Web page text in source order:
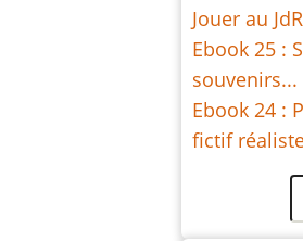
Jouer au
Ebook 25 :
souvenirs...
Ebook 24 :
fictif